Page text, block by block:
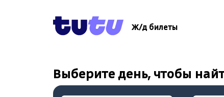
Ж/д билеты
Выберите день, чтобы